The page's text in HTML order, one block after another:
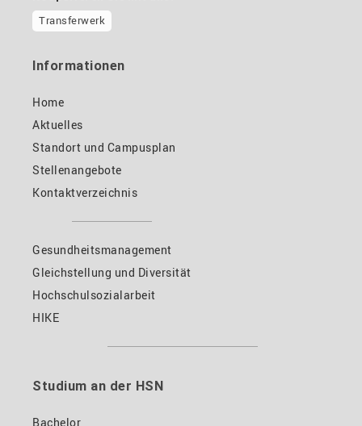
Transferwerk
Informationen
Home
Aktuelles
Standort und Campusplan
Stellenangebote
Kontaktverzeichnis
Gesundheitsmanagement
Gleichstellung und Diversität
Hochschulsozialarbeit
HIKE
Studium an der HSN
Bachelor